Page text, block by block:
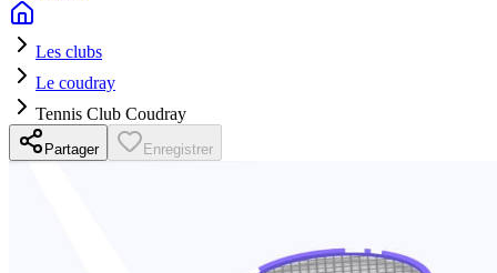
Les clubs
Le coudray
Tennis Club Coudray
Partager Enregistrer